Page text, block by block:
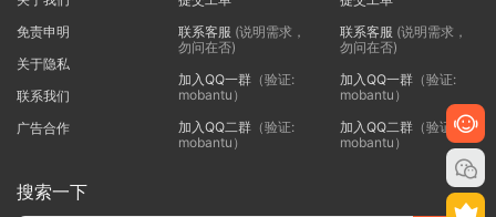
免责申明
关于隐私
联系我们
广告合作
联系客服 (说明需求，
勿问在否)
加入QQ一群（验证:
mobantu）
加入QQ二群（验证:
mobantu）
联系客服 (说明需求，
勿问在否)
加入QQ一群（验证:
mobantu）
加入QQ二群（验证:
mobantu）
搜索一下